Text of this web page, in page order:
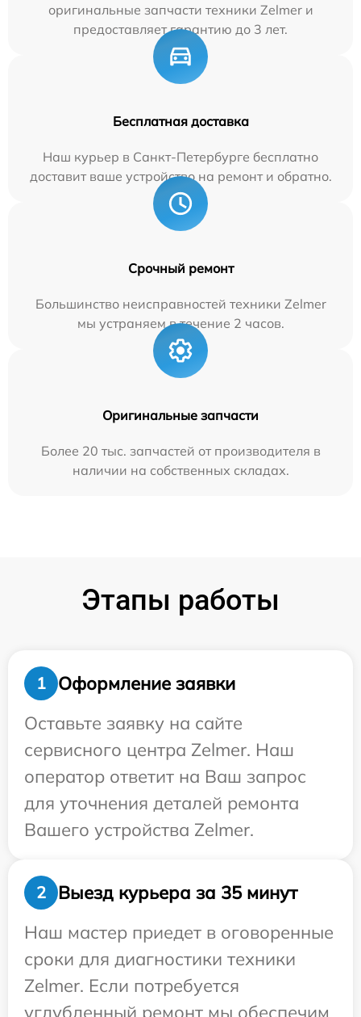
оригинальные запчасти техники Zelmer и
предоставляет гарантию до 3 лет.
Бесплатная доставка
Наш курьер в Санкт-Петербурге бесплатно
доставит ваше устройство на ремонт и обратно.
Срочный ремонт
Большинство неисправностей техники Zelmer
мы устраняем в течение 2 часов.
Оригинальные запчасти
Более 20 тыс. запчастей от производителя в
наличии на собственных складах.
Этапы работы
1
Оформление заявки
Оставьте заявку на сайте
сервисного центра Zelmer. Наш
оператор ответит на Ваш запрос
для уточнения деталей ремонта
Вашего устройства Zelmer.
2
Выезд курьера за 35 минут
Наш мастер приедет в оговоренные
сроки для диагностики техники
Zelmer. Если потребуется
углубленный ремонт мы обеспечим